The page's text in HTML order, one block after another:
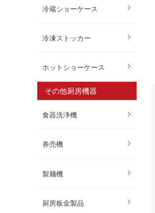
冷蔵ショーケース
冷凍ストッカー
ホットショーケース
その他厨房機器
食器洗浄機
券売機
製麺機
厨房板金製品